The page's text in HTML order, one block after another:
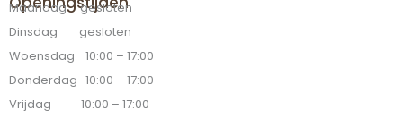
Maandag gesloten
Dinsdag gesloten
Woensdag 10:00 – 17:00
Donderdag 10:00 – 17:00
Vrijdag 10:00 – 17:00